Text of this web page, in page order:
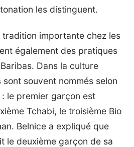
les distinguent.
tradition importante chez les
également des pratiques
Dans la culture
sont souvent nommés selon
le premier garçon est
Tchabi, le troisième Bio
Belnice a expliqué que
le deuxième garçon de sa